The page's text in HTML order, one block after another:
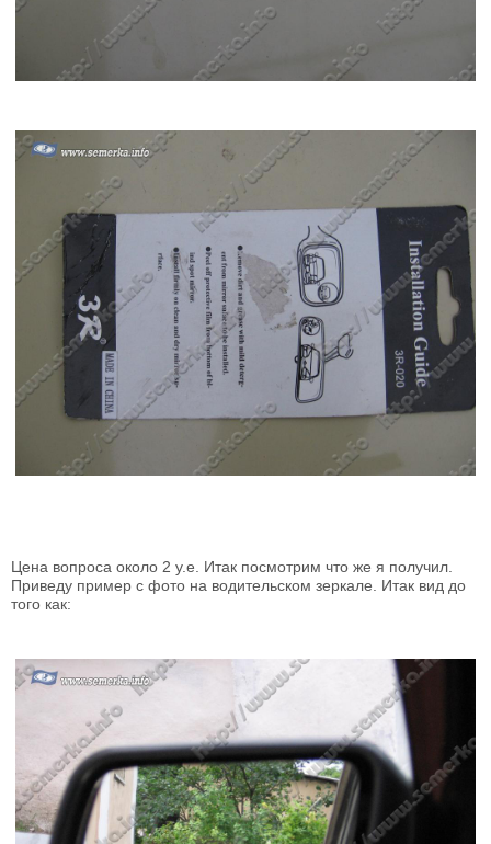
Цена вопроса около 2 у.е. Итак посмотрим что же я получил.
Приведу пример с фото на водительском зеркале. Итак вид до
того как: